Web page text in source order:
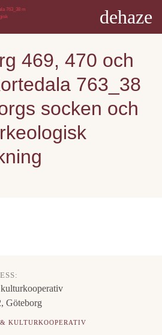
dehaze
469, 470 och
763_38
socken och
Göteborg
KULTURKOOPERATIV